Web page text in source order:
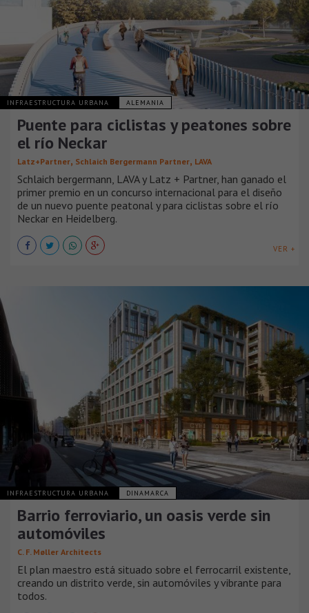
INFRAESTRUCTURA URBANA ALEMANIA
Puente para ciclistas y peatones sobre
el río Neckar
Latz+Partner, Schlaich Bergermann Partner, LAVA
Schlaich bergermann, LAVA y Latz + Partner, han ganado el
primer premio en un concurso internacional para el diseño
de un nuevo puente peatonal y para ciclistas sobre el río
Neckar en Heidelberg.
VER +
INFRAESTRUCTURA URBANA DINAMARCA
Barrio ferroviario, un oasis verde sin
automóviles
C. F. Møller Architects
El plan maestro está situado sobre el ferrocarril existente,
creando un distrito verde, sin automóviles y vibrante para
todos.